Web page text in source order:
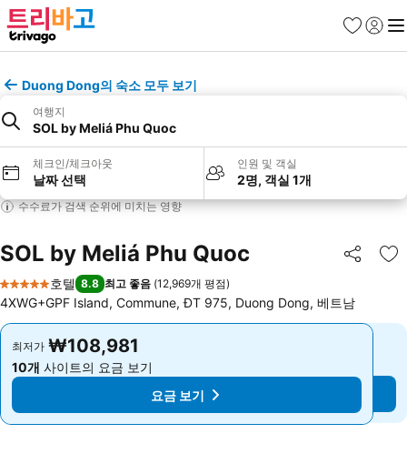
즐겨찾기
로그인
메
Duong Dong의 숙소 모두 보기
여행지
SOL by Meliá Phu Quoc
체크인/체크아웃
날짜 선택
인원 및 객실
2명, 객실 1개
수수료가 검색 순위에 미치는 영향
SOL by Meliá Phu Quoc 공유
즐
5 성급
호텔 8.8 최고 좋음 (12,969개 평점)
4XWG+GPF Island, Commune, ĐT 975, Duong Dong, 베트남
최저가 ₩108,981
10개 사이트의 요금 보기
요금 보기
최저가 ₩108,981
10개 사이트의 요금 보기
요금 보기